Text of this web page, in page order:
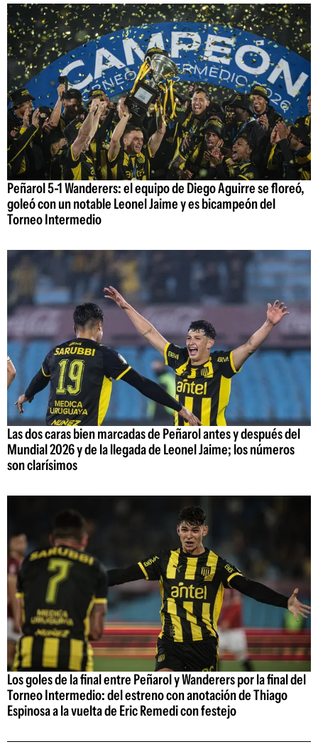
Peñarol 5-1 Wanderers: el equipo de Diego Aguirre se floreó,
goleó con un notable Leonel Jaime y es bicampeón del
Torneo Intermedio
Las dos caras bien marcadas de Peñarol antes y después del
Mundial 2026 y de la llegada de Leonel Jaime; los números
son clarísimos
Los goles de la final entre Peñarol y Wanderers por la final del
Torneo Intermedio: del estreno con anotación de Thiago
Espinosa a la vuelta de Eric Remedi con festejo